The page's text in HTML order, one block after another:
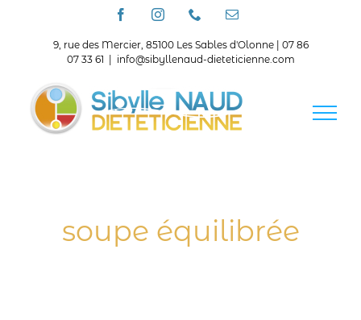
FacebookInstagramTéléphoneEmail
9, rue des Mercier, 85100 Les Sables d'Olonne | 07 86
07 33 61
info@sibyllenaud-dieteticienne.com
soupe équilibrée